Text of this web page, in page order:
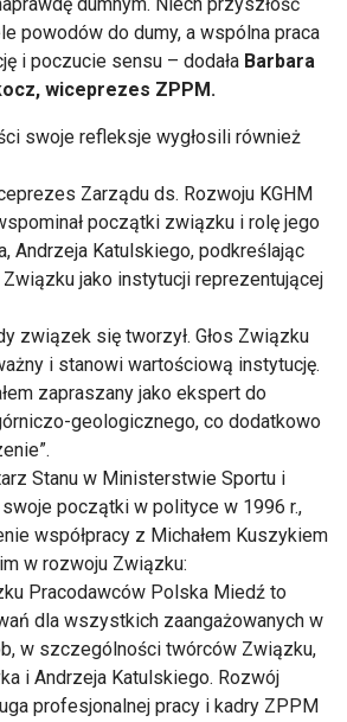
powodów do dumy, a wspólna praca
i poczucie sensu – dodała Barbara
wiceprezes ZPPM.
swoje refleksje wygłosili również
Zarządu ds. Rozwoju KGHM
początki związku i rolę jego
Andrzeja Katulskiego, podkreślając
jako instytucji reprezentującej
związek się tworzył. Głos Związku
i stanowi wartościową instytucję.
zapraszany jako ekspert do
geologicznego, co dodatkowo
Stanu w Ministerstwie Sportu i
swoje początki w polityce w 1996 r.,
współpracy z Michałem Kuszykiem
w rozwoju Związku:
Pracodawców Polska Miedź to
dla wszystkich zaangażowanych w
w szczególności twórców Związku,
i Andrzeja Katulskiego. Rozwój
profesjonalnej pracy i kadry ZPPM